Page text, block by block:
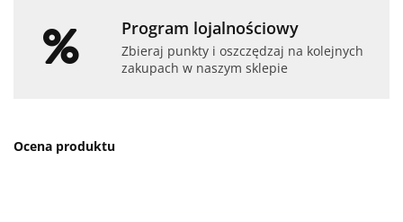
Program lojalnościowy
Zbieraj punkty i oszczędzaj na kolejnych
zakupach w naszym sklepie
Ocena produktu